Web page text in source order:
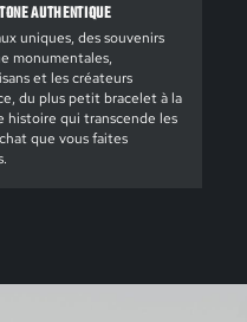
AUTHENTIQUE
uniques, des souvenirs
monumentales,
et les créateurs
du plus petit bracelet à la
histoire qui transcende les
que vous faites